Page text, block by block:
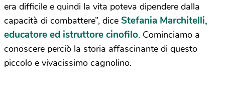
era difficile e quindi la vita poteva dipendere dalla
capacità di combattere”, dice Stefania Marchitelli,
educatore ed istruttore cinofilo. Cominciamo a
conoscere perciò la storia affascinante di questo
piccolo e vivacissimo cagnolino.